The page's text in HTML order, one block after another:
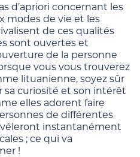
d’apriori concernant les
modes de vie et les
de ces qualités
sont ouvertes et
de la personne
vous vous trouverez
lituanienne, soyez sûr
sa curiosité et son intérêt
elles adorent faire
de différentes
instantanément
; ce qui va
!